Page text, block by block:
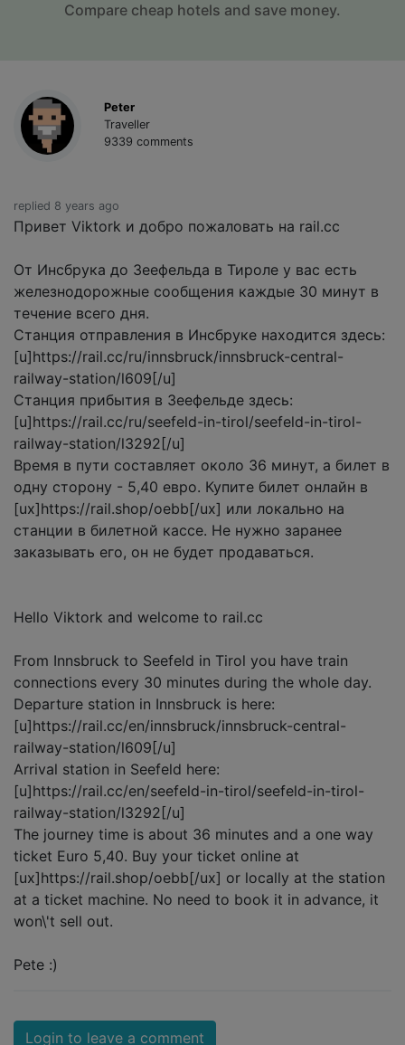
Compare cheap hotels and save money.
Peter
Traveller
9339 comments
replied 8 years ago
Привет Viktork и добро пожаловать на rail.cc
От Инсбрука до Зеефельда в Тироле у вас есть
железнодорожные сообщения каждые 30 минут в
течение всего дня.
Станция отправления в Инсбруке находится здесь:
[u]https://rail.cc/ru/innsbruck/innsbruck-central-
railway-station/l609[/u]
Станция прибытия в Зеефельде здесь:
[u]https://rail.cc/ru/seefeld-in-tirol/seefeld-in-tirol-
railway-station/l3292[/u]
Время в пути составляет около 36 минут, а билет в
одну сторону - 5,40 евро. Купите билет онлайн в
[ux]https://rail.shop/oebb[/ux] или локально на
станции в билетной кассе. Не нужно заранее
заказывать его, он не будет продаваться.
Hello Viktork and welcome to rail.cc
From Innsbruck to Seefeld in Tirol you have train
connections every 30 minutes during the whole day.
Departure station in Innsbruck is here:
[u]https://rail.cc/en/innsbruck/innsbruck-central-
railway-station/l609[/u]
Arrival station in Seefeld here:
[u]https://rail.cc/en/seefeld-in-tirol/seefeld-in-tirol-
railway-station/l3292[/u]
The journey time is about 36 minutes and a one way
ticket Euro 5,40. Buy your ticket online at
[ux]https://rail.shop/oebb[/ux] or locally at the station
at a ticket machine. No need to book it in advance, it
won\'t sell out.
Pete :)
Login to leave a comment